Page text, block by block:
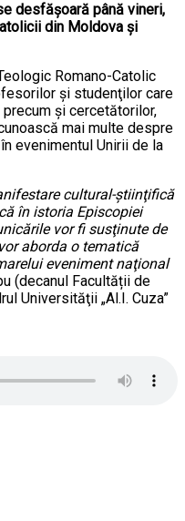
desfășoară până vineri,
din Moldova şi
Romano-Catolic
şi studenţilor care
și cercetătorilor,
mai multe despre
evenimentul Unirii de la
cultural-ştiinţifică
în istoria Episcopiei
vor fi susţinute de
aborda o tematică
eveniment naţional
(decanul Facultății de
Universităţii „Al.I. Cuza”